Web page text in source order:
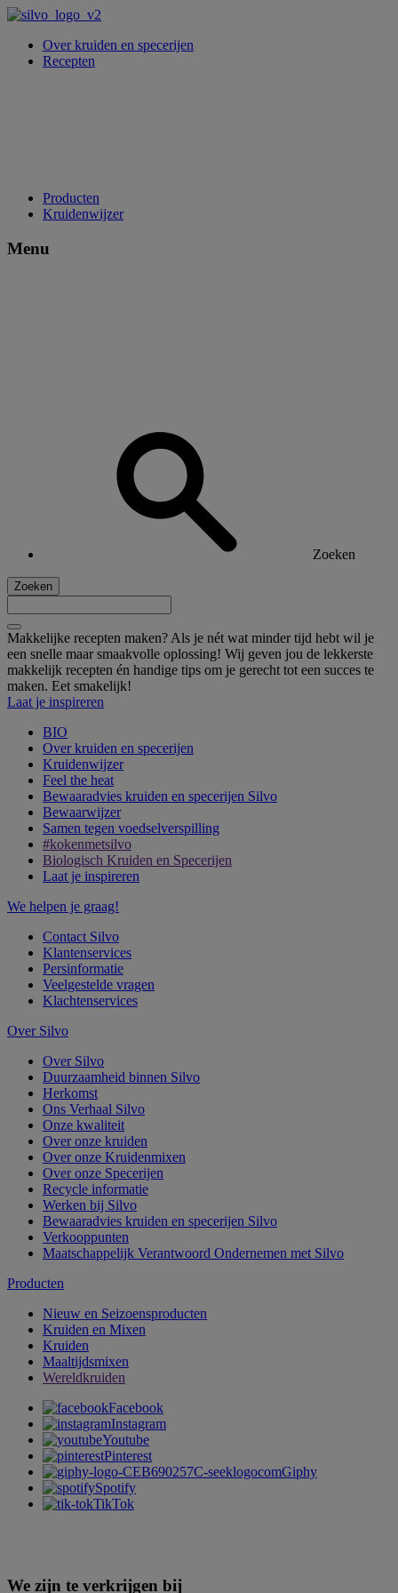
Over kruiden en specerijen
Recepten
Producten
Kruidenwijzer
Menu
Zoeken
Zoeken
Makkelijke recepten maken? Als je nét wat minder tijd hebt wil je
een snelle maar smaakvolle oplossing! Wij geven jou de lekkerste
makkelijk recepten én handige tips om je gerecht tot een succes te
maken. Eet smakelijk!
Laat je inspireren
BIO
Over kruiden en specerijen
Kruidenwijzer
Feel the heat
Bewaaradvies kruiden en specerijen Silvo
Bewaarwijzer
Samen tegen voedselverspilling
#kokenmetsilvo
Biologisch Kruiden en Specerijen
Laat je inspireren
We helpen je graag!
Contact Silvo
Klantenservices
Persinformatie
Veelgestelde vragen
Klachtenservices
Over Silvo
Over Silvo
Duurzaamheid binnen Silvo
Herkomst
Ons Verhaal Silvo
Onze kwaliteit
Over onze kruiden
Over onze Kruidenmixen
Over onze Specerijen
Recycle informatie
Werken bij Silvo
Bewaaradvies kruiden en specerijen Silvo
Verkooppunten
Maatschappelijk Verantwoord Ondernemen met Silvo
Producten
Nieuw en Seizoensproducten
Kruiden en Mixen
Kruiden
Maaltijdsmixen
Wereldkruiden
Facebook
Instagram
Youtube
Pinterest
Giphy
Spotify
TikTok
We zijn te verkrijgen bij